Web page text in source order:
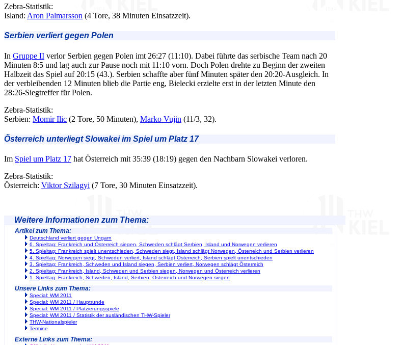
Zebra-Statistik:
Island: Aron Palmarsson (4 Tore, 38 Minuten Einsatzzeit).
Serbien verliert gegen Polen
In Gruppe II verlor Serbien gegen Polen imt 26:27 (11:10). Dabei führte das serbische Team nach 20
Minuten 8:5 und lag auch zur Pause noch mit 11:10 vorn. Doch Polen drehte zu Beginn der zweiten
Halbzeit das Spiel auf 20:15 (43.). Serbien schaffte aber fünf Minuten später den 20:20-Ausgleich. In
der verbleibenden 12 Minuten blieb die Partie eng, Bielecki erzielte erst in der letzten Minute den
28:26-Siegtreffer für Polen.
Zebra-Statistik:
Serbien: Momir Ilic (2 Tore, 50 Minuten), Marko Vujin (11/3, 32).
Österreich unterliegt Slowakei im Spiel um Platz 17
Im Spiel um Platz 17 hat Österreich mit 35:39 (18:19) gegen den Nachbarn Slowakei verloren.
Zebra-Statistik:
Österreich: Viktor Szilagyi (7 Tore, 30 Minuten Einsatzzeit).
Weitere Informationen zum Thema:
Artikel zum Thema:
Deutschland verliert gegen Ungarn
6. Spieltag: Frankreich und Österreich siegen, Schweden schlägt Serbien, Island und Norwegen verlieren
5. Spieltag: Frankreich spielt unentschieden, Schweden siegt, Island schlägt Norwegen, Österreich und Serbien verlieren
4. Spieltag: Norwegen siegt, Schweden verliert, Island schlägt Österreich, Serbien spielt unentschieden
3. Spieltag: Frankreich, Schweden und Island siegen, Serbien verliert, Norwegen schlägt Österreich
2. Spieltag: Frankreich, Island, Schweden und Serbien siegen, Norwegen und Österreich verlieren
1. Spieltag: Frankreich, Schweden, Island, Serbien, Österreich und Norwegen siegen
Unsere Links zum Thema:
Special: WM 2011
Special: WM 2011 / Hauptrunde
Special: WM 2011 / Platzierungsspiele
Special: WM 2011 / Statistik der ausländischen THW-Spieler
THW-Nationalspieler
Termine
Externe Links zum Thema: